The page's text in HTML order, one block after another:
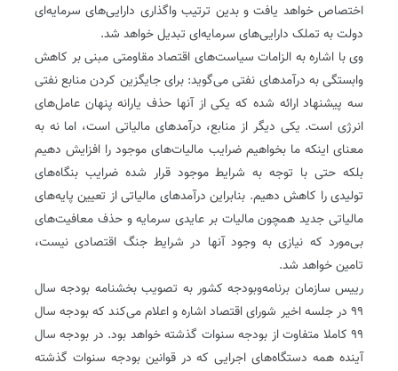
اختصاص خواهد یافت و بدین ترتیب واگذاری دارایی‌های سرمایه‌ای
دولت به تملک دارایی‌های سرمایه‌ای تبدیل خواهد شد.
وی با اشاره به الزامات سیاست‌های اقتصاد مقاومتی مبنی بر کاهش
وابستگی به درآمدهای نفتی می‌گوید: برای جایگزین کردن منابع نفتی
سه پیشنهاد ارائه شده که یکی از آنها حذف یارانه پنهان عامل‌های
انرژی است. یکی دیگر از منابع، درآمدهای مالیاتی است، اما نه به
معنای اینکه ما بخواهیم ضرایب مالیات‌های موجود را افزایش دهیم
بلکه حتی با توجه به شرایط موجود قرار شده ضرایب بنگاه‌های
تولیدی را کاهش دهیم. بنابراین درآمدهای مالیاتی از تعیین پایه‌های
مالیاتی جدید همچون مالیات بر عایدی سرمایه و حذف معافیت‌های
بی‌مورد که نیازی به وجود آنها در شرایط جنگ اقتصادی نیست،
تامین خواهد شد.
رییس سازمان برنامه‌و‌بودجه کشور به تصویب بخشنامه بودجه سال
۹۹ در جلسه اخیر شورای اقتصاد اشاره و اعلام می‌کند که بودجه سال
۹۹ کاملا متفاوت از بودجه سنوات گذشته خواهد بود. در بودجه سال
آینده همه دستگاه‌های اجرایی که در قوانین بودجه سنوات گذشته